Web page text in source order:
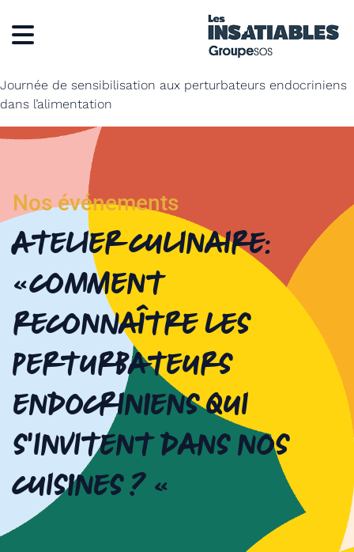
Journée de sensibilisation aux perturbateurs endocriniens
dans l’alimentation
Nos événements
Atelier culinaire:
« comment
reconnaître les
perturbateurs
endocriniens qui
s’invitent dans nos
cuisines ? «